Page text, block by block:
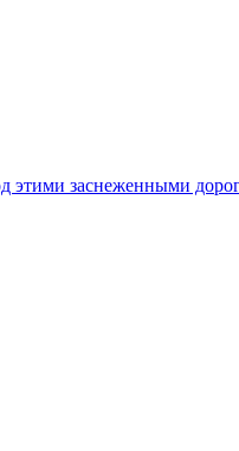
этими заснеженными